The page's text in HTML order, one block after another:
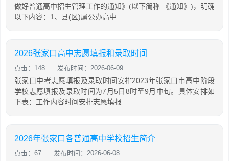
做好普通高中招生管理工作的通知》(以下简称 《通知》)，明确
以下内容：1、县(区)属公办高中
2026张家口高中志愿填报和录取时间
点击：148 发布时间：2026-06-09
张家口中考志愿填报及录取时间安排2023年张家口市高中阶段
学校志愿填报及录取时间为7月5日8时至9月中旬。具体安排如
下表：工作内容时间安排志愿填报
2026年张家口各普通高中学校招生简介
点击：67 发布时间：2026-06-08